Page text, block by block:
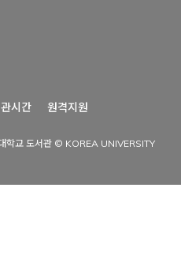
시간 원격지원
학교 도서관 © KOREA UNIVERSITY
window